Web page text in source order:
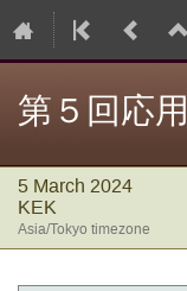
第５回応
5 March 2024
KEK
Asia/Tokyo timezone